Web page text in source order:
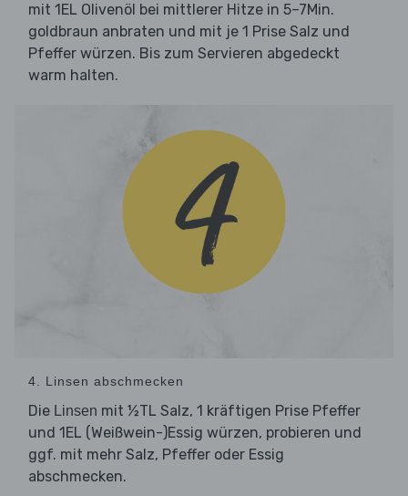
mit 1EL Olivenöl bei mittlerer Hitze in 5–7Min.
goldbraun anbraten und mit je 1 Prise Salz und
Pfeffer würzen. Bis zum Servieren abgedeckt
warm halten.
4. Linsen abschmecken
Die Linsen mit ½TL Salz, 1 kräftigen Prise Pfeffer
und 1EL (Weißwein-)Essig würzen, probieren und
ggf. mit mehr Salz, Pfeffer oder Essig
abschmecken.